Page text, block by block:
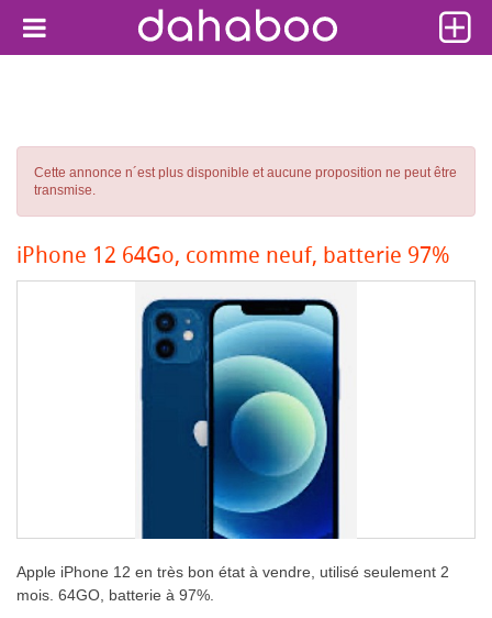
Cette annonce n´est plus disponible et aucune proposition ne peut être
transmise.
iPhone 12 64Go, comme neuf, batterie 97%
Apple iPhone 12 en très bon état à vendre, utilisé seulement 2
mois. 64GO, batterie à 97%.